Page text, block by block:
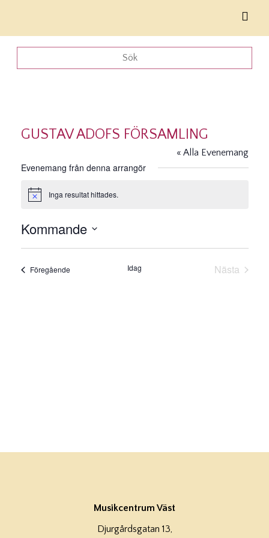
GUSTAV ADOFS FÖRSAMLING
« Alla Evenemang
Evenemang från denna arrangör
Notis Inga resultat hittades.
Kommande
Välj
FöregåendeEvenemang Idag
Nästa
Musikcentrum Väst
Djurgårdsgatan 13,